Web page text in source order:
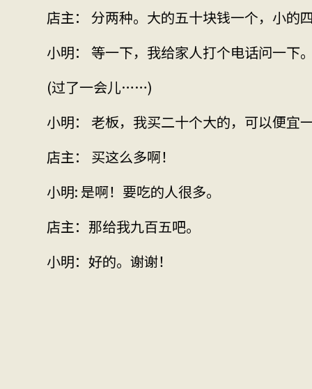
店主： 分两种。大的五十块钱一个，小的
小明： 等一下，我给家人打个电话问一下。
(过了一会儿……)
小明： 老板，我买二十个大的，可以便宜
店主： 买这么多啊！
小明: 是啊！要吃的人很多。
店主：那给我九百五吧。
小明：好的。谢谢！